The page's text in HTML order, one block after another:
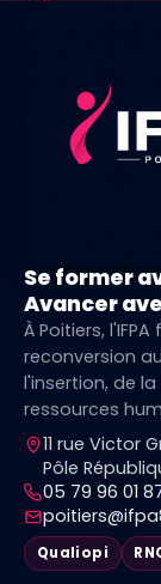
Se former
Avancer
À Poitiers,
reconversion
l'insertion, de
ressources
11 rue Victor
Pôle
05 79 96 01
Qualiopi